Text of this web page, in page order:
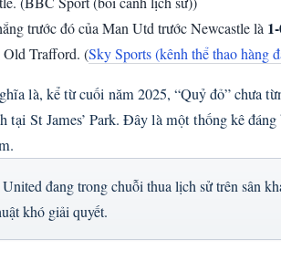
trước đó của Man Utd trước Newcastle là
Old Trafford. (Sky Sports (kênh thể thao hàng
là, kể từ cuối năm 2025, “Quỷ đỏ” chưa
tại St James’ Park. Đây là một thống kê
đang trong chuỗi thua lịch sử trên sân
khó giải quyết.